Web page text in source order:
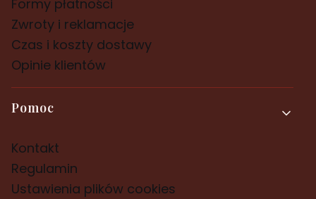
Formy płatności
Zwroty i reklamacje
Czas i koszty dostawy
Opinie klientów
Pomoc
Kontakt
Regulamin
Ustawienia plików cookies